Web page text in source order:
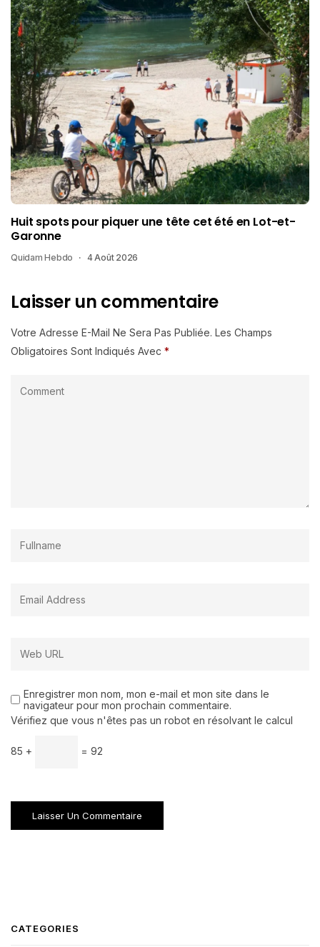
Huit spots pour piquer une tête cet été en Lot-et-
Garonne
Quidam Hebdo 4 Août 2026
Laisser un commentaire
Votre Adresse E-Mail Ne Sera Pas Publiée. Les Champs
Obligatoires Sont Indiqués Avec *
Enregistrer mon nom, mon e-mail et mon site dans le
navigateur pour mon prochain commentaire.
Vérifiez que vous n'êtes pas un robot en résolvant le calcul
85 + = 92
CATEGORIES